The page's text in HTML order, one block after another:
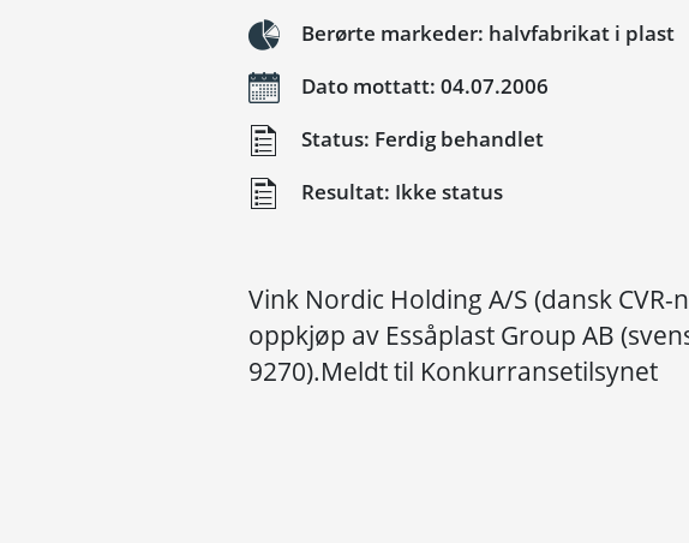
Berørte markeder: halvfabrikat i plast
Dato mottatt: 04.07.2006
Status: Ferdig behandlet
Resultat: Ikke status
Vink Nordic Holding A/S (dansk CVR-
oppkjøp av Essåplast Group AB
9270).Meldt til Konkurransetilsynet